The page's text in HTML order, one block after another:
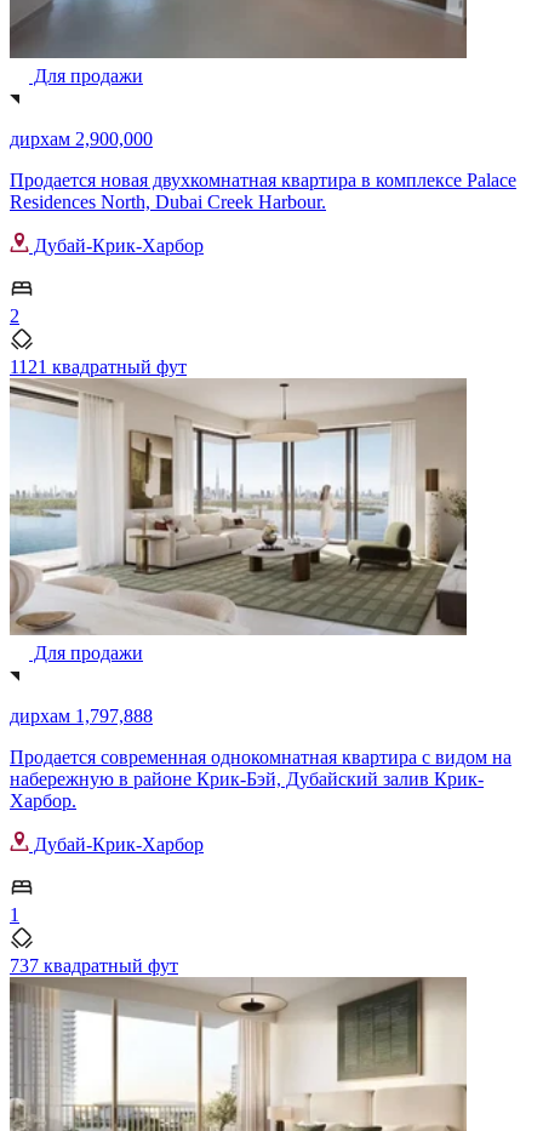
Для продажи
дирхам 2,900,000
Продается новая двухкомнатная квартира в комплексе Palace
Residences North, Dubai Creek Harbour.
Дубай-Крик-Харбор
2
1121 квадратный фут
Для продажи
дирхам 1,797,888
Продается современная однокомнатная квартира с видом на
набережную в районе Крик-Бэй, Дубайский залив Крик-
Харбор.
Дубай-Крик-Харбор
1
737 квадратный фут